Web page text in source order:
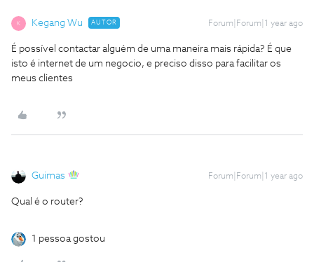
K Kegang Wu AUTOR Forum|Forum|1 year ago
É possível contactar alguém de uma maneira mais rápida? É que
isto é internet de um negocio, e preciso disso para facilitar os
meus clientes
Guimas Forum|Forum|1 year ago
Qual é o router?
1 pessoa gostou